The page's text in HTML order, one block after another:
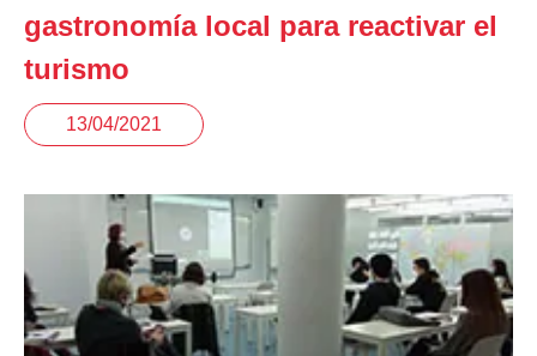
gastronomía local para reactivar el
turismo
13/04/2021